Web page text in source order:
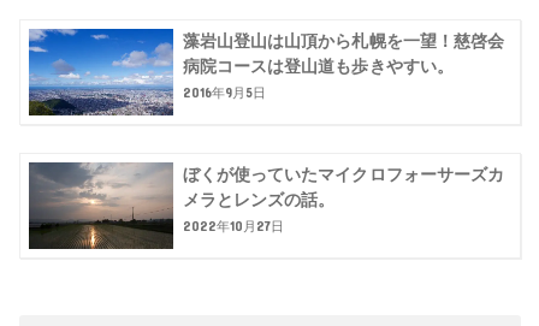
藻岩山登山は山頂から札幌を一望！慈啓会
病院コースは登山道も歩きやすい。
2016年9月5日
ぼくが使っていたマイクロフォーサーズカ
メラとレンズの話。
2022年10月27日